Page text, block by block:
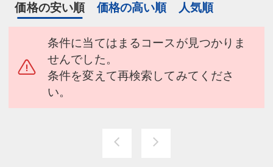
価格の安い順
価格の高い順 人気順
条件に当てはまるコースが見つかりま
せんでした。
条件を変えて再検索してみてくださ
い。